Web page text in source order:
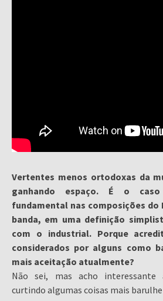
Vertentes menos ortodoxas da
ganhando espaço. É o
fundamental nas composições
banda, em uma definição
com o industrial. Porque
considerados por alguns como
mais aceitação atualmente?
Não sei, mas acho interessante
curtindo algumas coisas mais